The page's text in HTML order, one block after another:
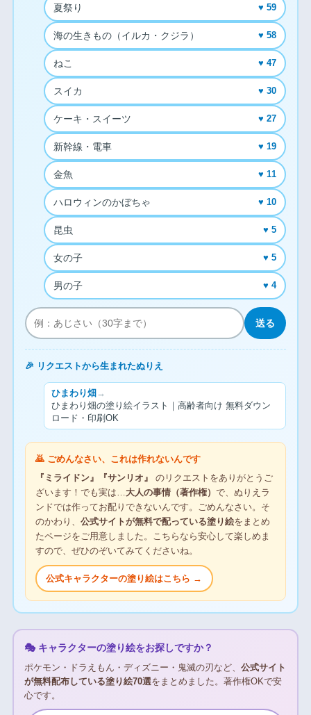
夏祭り ♥ 59
海の生きもの（イルカ・クジラ） ♥ 58
ねこ ♥ 47
スイカ ♥ 30
ケーキ・スイーツ ♥ 27
新幹線・電車 ♥ 19
金魚 ♥ 11
ハロウィンのかぼちゃ ♥ 10
昆虫 ♥ 5
女の子 ♥ 5
男の子 ♥ 4
送る
🎉 リクエストから生まれたぬりえ
ひまわり畑 →
ひまわり畑の塗り絵イラスト｜高齢者向け 無料ダウン
ロード・印刷OK
🙇 ごめんなさい、これは作れないんです
『ミライドン』『サンリオ』
のリクエストをありがとうご
ざいます！でも実は…大人の事情（著作権） で、ぬりえラ
ンドでは作ってお配りできないんです。ごめんなさい。そ
のかわり、 公式サイトが無料で配っている塗り絵をまとめ
たページをご用意しました。こちらなら安心して楽しめま
すので、ぜひのぞいてみてくださいね。
公式キャラクターの塗り絵はこちら →
🎭 キャラクターの塗り絵をお探しですか？
ポケモン・ドラえもん・ディズニー・鬼滅の刃など、 公式サイト
が無料配布している塗り絵70選をまとめました。著作権OKで安
心です。